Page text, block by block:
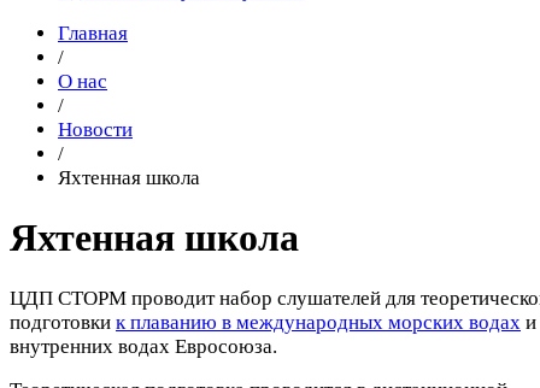
Главная
/
О нас
/
Новости
/
Яхтенная школа
Яхтенная школа
ЦДП СТОРМ проводит набор слушателей для
подготовки к плаванию в международных морских водах и
внутренних водах Евросоюза.